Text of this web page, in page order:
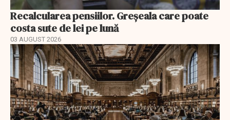
Recalcularea pensiilor. Greșeala care poate
costa sute de lei pe lună
03 AUGUST 2026